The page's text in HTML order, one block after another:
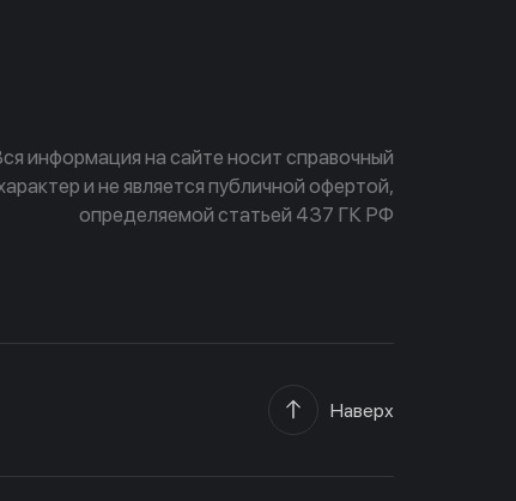
информация на сайте носит справочный
и не является публичной офертой,
определяемой статьей 437 ГК РФ
Наверх